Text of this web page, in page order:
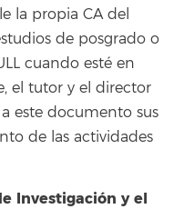
la propia CA del
de posgrado o
cuando esté en
el tutor y el director
este documento sus
de las actividades
Investigación y el